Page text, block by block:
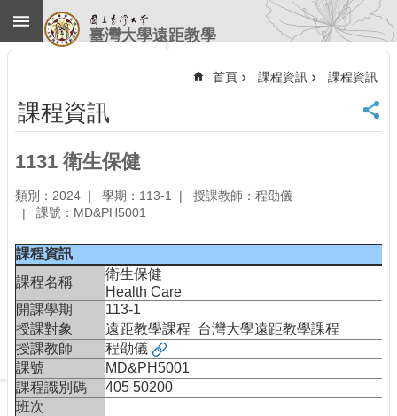
跳到主要內容區塊
尋
回
頁
臺
大
頁
計
中
首
頁
聯
絡
資
訊
臺灣大學遠距教學
首頁 課程資訊 課程資訊
課程資訊
1131 衛生保健
類別：2024 學期：113-1
授課教師：程劭儀
課號：MD&PH5001
課程資訊
課程名稱
衛生保健
Health Care
開課學期
113-1
授課對象
遠距教學課程 台灣大學遠距教學課程
授課教師
程劭儀
課號
MD&PH5001
課程識別碼
405 50200
班次